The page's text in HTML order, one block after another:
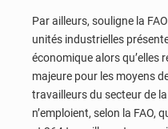
Par ailleurs, souligne la
unités industrielles
économique alors qu’elles
majeure pour les moyens
travailleurs du secteur de
n’emploient, selon la FAO,